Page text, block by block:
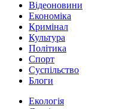
Відеоновини
Економіка
Кримінал
Культура
Політика
Спорт
Суспільство
Блоги
Екологія